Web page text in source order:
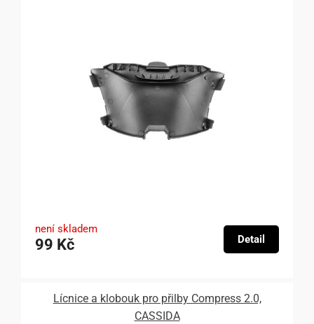
není skladem
99 Kč Detail
Lícnice a klobouk pro přilby Compress 2.0,
CASSIDA